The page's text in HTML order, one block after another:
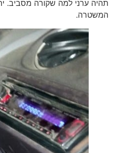
תהיה ערני למה שקורה מסביב.
המשטרה.